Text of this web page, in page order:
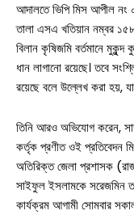
সারাদেশ
সাতক্ষীরা সদর
আশাশুনি
আদালতে ভিপি মিস আপীল
তালা এসএ খতিয়ান নম্বর
বিলান কৃষিজমি বর্তমানে
ধান লাগানো রয়েছে। তবে
রয়েছে বলে উল্লেখ করা হয়, যা
তিনি আরও অভিযোগ করেন,
কর্তৃক প্রণীত ওই প্রতিবেদন
অতিরিক্ত জেলা প্রশাসক
সাইফুল ইসলামকে সরেজমিন
কার্যক্রম আগামী সোমবার